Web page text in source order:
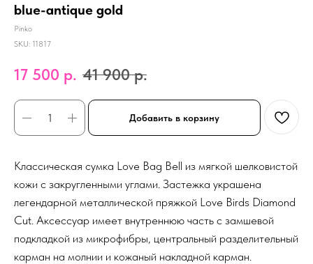
blue-antique gold
Pinko
SKU: 11817
17 500 р. 41 900 р.
Добавить в корзину
Классическая сумка Love Bag Bell из мягкой шелковистой
кожи с закругленными углами. Застежка украшена
легендарной металлической пряжкой Love Birds Diamond
Cut. Аксессуар имеет внутреннюю часть с замшевой
подкладкой из микрофибры, центральный разделительный
карман на молнии и кожаный накладной карман.